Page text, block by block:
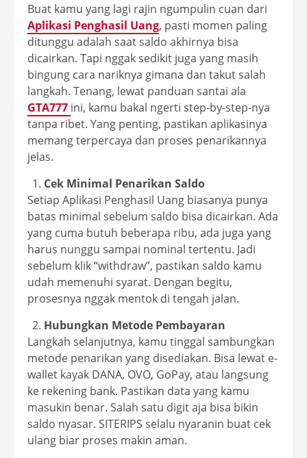
Buat kamu yang lagi rajin ngumpulin cuan dari
Aplikasi Penghasil Uang, pasti momen paling
ditunggu adalah saat saldo akhirnya bisa
dicairkan. Tapi nggak sedikit juga yang masih
bingung cara nariknya gimana dan takut salah
langkah. Tenang, lewat panduan santai ala
GTA777 ini, kamu bakal ngerti step-by-step-nya
tanpa ribet. Yang penting, pastikan aplikasinya
memang terpercaya dan proses penarikannya
jelas.
Cek Minimal Penarikan Saldo
Setiap Aplikasi Penghasil Uang biasanya punya
batas minimal sebelum saldo bisa dicairkan. Ada
yang cuma butuh beberapa ribu, ada juga yang
harus nunggu sampai nominal tertentu. Jadi
sebelum klik “withdraw”, pastikan saldo kamu
udah memenuhi syarat. Dengan begitu,
prosesnya nggak mentok di tengah jalan.
Hubungkan Metode Pembayaran
Langkah selanjutnya, kamu tinggal sambungkan
metode penarikan yang disediakan. Bisa lewat e-
wallet kayak DANA, OVO, GoPay, atau langsung
ke rekening bank. Pastikan data yang kamu
masukin benar. Salah satu digit aja bisa bikin
saldo nyasar. SITERIPS selalu nyaranin buat cek
ulang biar proses makin aman.